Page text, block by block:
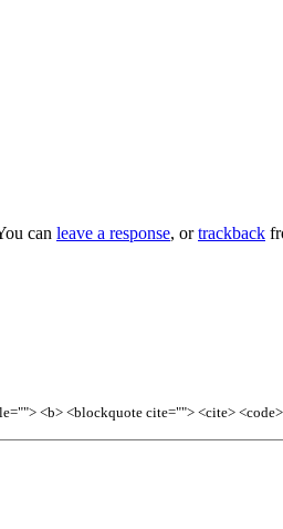
can leave a response, ortrackback
<b> <blockquote cite=""> <cite>